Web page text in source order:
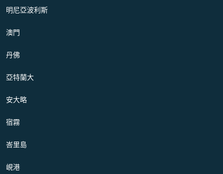
明尼亞波利斯
澳門
丹佛
亞特蘭大
安大略
宿霧
峇里島
峴港